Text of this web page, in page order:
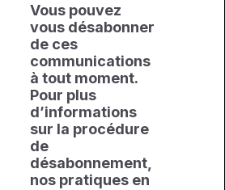
Vous pouvez
vous désabonner
de ces
communications
à tout moment.
Pour plus
d’informations
sur la procédure
de
désabonnement,
nos pratiques en